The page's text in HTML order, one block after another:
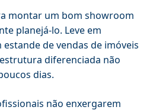
montar um bom showroom
planejá-lo. Leve em
de vendas de imóveis
diferenciada não
dias.
não enxergarem